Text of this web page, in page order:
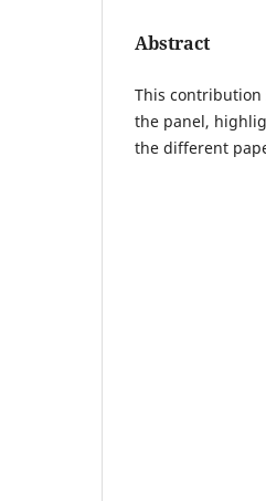
Abstract
This
the panel,
the different